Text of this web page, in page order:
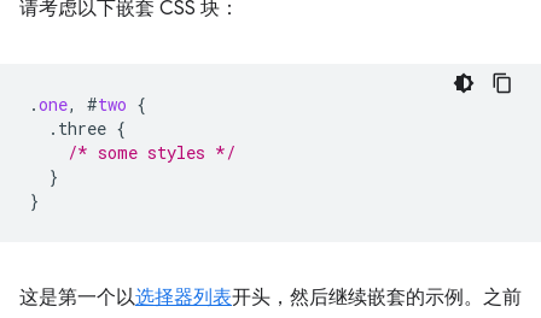
请考虑以下嵌套 CSS 块：
.one, #two {
.three {
/* some styles */
}
}
这是第一个以选择器列表开头，然后继续嵌套的示例。之前